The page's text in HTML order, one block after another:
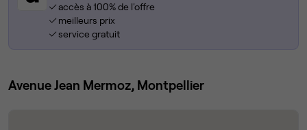
accès à 100% de l'offre
meilleurs prix
service gratuit
Avenue Jean Mermoz, Montpellier